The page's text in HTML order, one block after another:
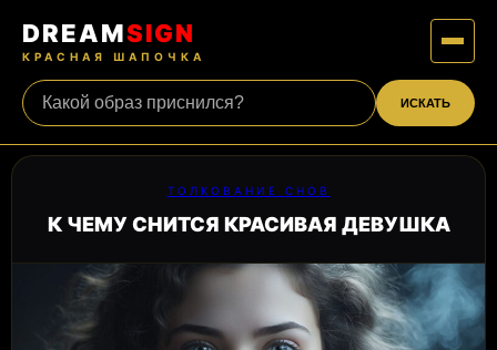
DREAMSIGN
КРАСНАЯ ШАПОЧКА
ИСКАТЬ
ТОЛКОВАНИЕ СНОВ
К ЧЕМУ СНИТСЯ КРАСИВАЯ ДЕВУШКА